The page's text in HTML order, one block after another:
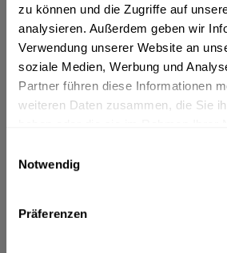
zu können und die Zugriffe auf
analysieren. Außerdem geben wir
Verwendung unserer Website an
soziale Medien, Werbung und
Partner führen diese Informationen
weiteren Daten zusammen, die Sie
Notwendig
Präferenzen
MEHRWEG
+4,50 € Pfand
In denWarenkorb
Beschreibung